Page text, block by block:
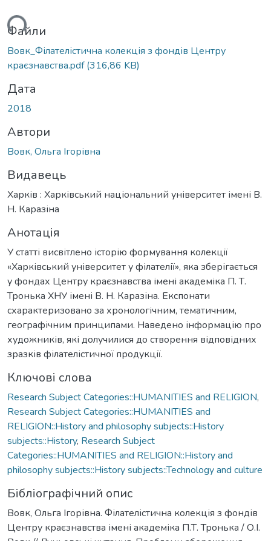
Файли
Вовк_Філателістична колекція з фондів Центру
краєзнавства.pdf(316,86 KB)
Дата
2018
Автори
Вовк, Ольга Ігорівна
Видавець
Харків : Харківський національний університет імені В.
Н. Каразіна
Анотація
У статті висвітлено історію формування колекції
«Харківський університет у філателії», яка зберігається
у фондах Центру краєзнавства імені академіка П. Т.
Тронька ХНУ імені В. Н. Каразіна. Експонати
схарактеризовано за хронологічним, тематичним,
географічним принципами. Наведено інформацію про
художників, які долучилися до створення відповідних
зразків філателістичної продукції.
Ключові слова
Research Subject Categories::HUMANITIES and RELIGION,
Research Subject Categories::HUMANITIES and
RELIGION::History and philosophy subjects::History
subjects::History, Research Subject
Categories::HUMANITIES and RELIGION::History and
philosophy subjects::History subjects::Technology and culture
Бібліографічний опис
Вовк, Ольга Ігорівна. Філателістична колекція з фондів
Центру краєзнавства імені академіка П.Т. Тронька / О.І.